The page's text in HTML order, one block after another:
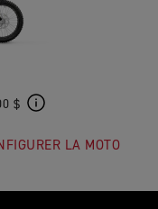
$
LA MOTO